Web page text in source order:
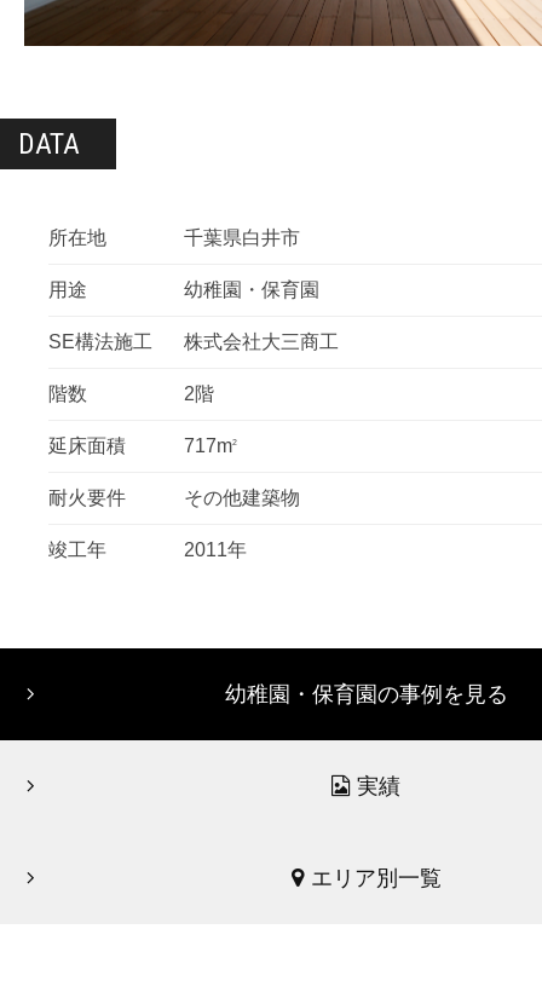
DATA
所在地 千葉県白井市
用途 幼稚園・保育園
SE構法施工 株式会社大三商工
階数 2階
延床面積 717m2
耐火要件 その他建築物
竣工年 2011年
幼稚園・保育園の事例を見る
実績
エリア別一覧